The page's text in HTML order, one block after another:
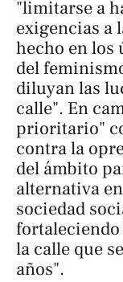
"limitarse a
exigencias a
hecho en los
del
diluyan las
calle". En
prioritario"
contra la
del ámbito
alternativa
sociedad
la calle que
años".